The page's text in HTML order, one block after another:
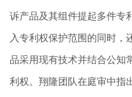
诉产品及其组件提起多件专
入专利权保护范围的同时，
品采用现有技术并结合公知
利权。翔隆团队在庭审中指